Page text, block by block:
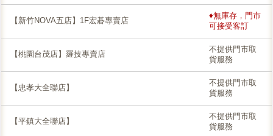
【新竹NOVA五店】1F宏碁專賣店
♦無庫存，門市
可接受客訂
【桃園台茂店】羅技專賣店
不提供門市取
貨服務
【忠孝大全聯店】
不提供門市取
貨服務
【平鎮大全聯店】
不提供門市取
貨服務